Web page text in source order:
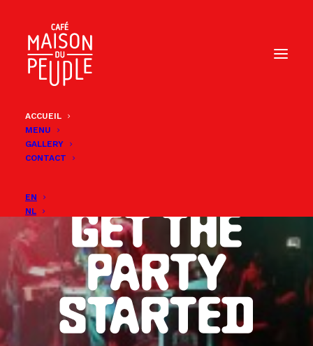
ACCUEIL
MENU
GALLERY
CONTACT
EN
NL